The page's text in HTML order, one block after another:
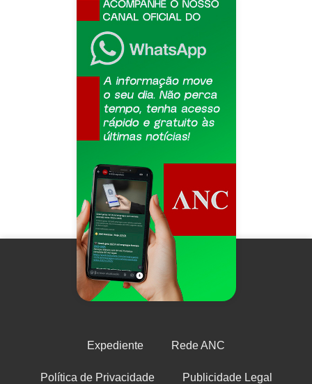
Expediente Rede ANC
Política de Privacidade Publicidade Legal